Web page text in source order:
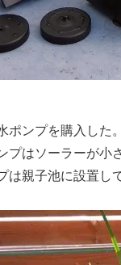
ポンプを購入した
プはソーラーが小
は親子池に設置し